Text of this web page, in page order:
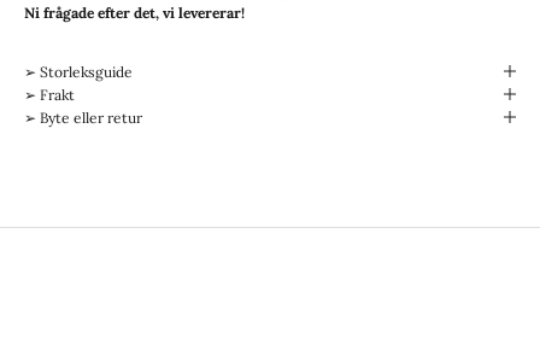
Ni frågade efter det, vi levererar!
➢ Storleksguide
➢ Frakt
➢ Byte eller retur